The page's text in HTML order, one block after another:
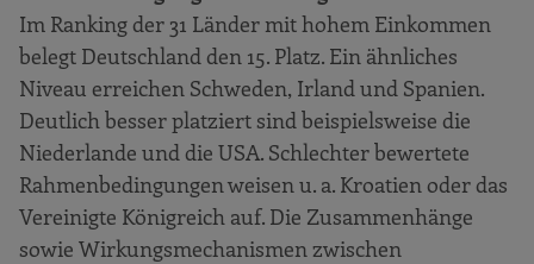
Im Ranking der 31 Länder mit hohem Einkommen
belegt Deutschland den 15. Platz. Ein ähnliches
Niveau erreichen Schweden, Irland und Spanien.
Deutlich besser platziert sind beispielsweise die
Niederlande und die USA. Schlechter bewertete
Rahmenbedingungen weisen u. a. Kroatien oder das
Vereinigte Königreich auf. Die Zusammenhänge
sowie Wirkungsmechanismen zwischen